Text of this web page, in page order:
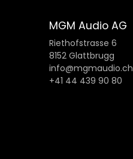
MGM Audio AG
Riethofstrasse 6
8152 Glattbrugg
info@mgmaudio.ch
+41 44 439 90 80